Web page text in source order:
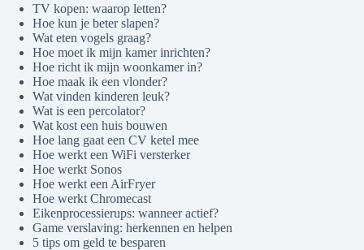
TV kopen: waarop letten?
Hoe kun je beter slapen?
Wat eten vogels graag?
Hoe moet ik mijn kamer inrichten?
Hoe richt ik mijn woonkamer in?
Hoe maak ik een vlonder?
Wat vinden kinderen leuk?
Wat is een percolator?
Wat kost een huis bouwen
Hoe lang gaat een CV ketel mee
Hoe werkt een WiFi versterker
Hoe werkt Sonos
Hoe werkt een AirFryer
Hoe werkt Chromecast
Eikenprocessierups: wanneer actief?
Game verslaving: herkennen en helpen
5 tips om geld te besparen